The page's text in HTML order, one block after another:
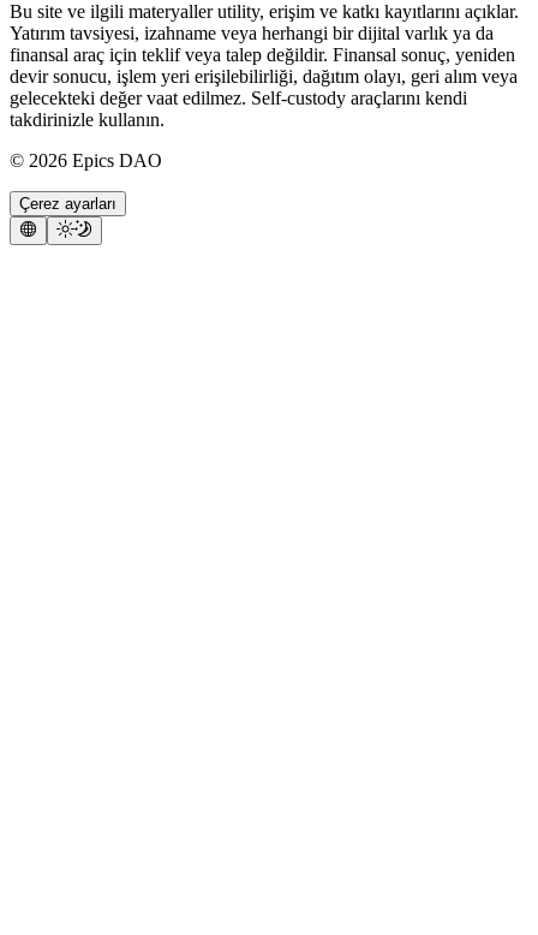
Bu site ve ilgili materyaller utility, erişim ve katkı kayıtlarını açıklar.
Yatırım tavsiyesi, izahname veya herhangi bir dijital varlık ya da
finansal araç için teklif veya talep değildir. Finansal sonuç, yeniden
devir sonucu, işlem yeri erişilebilirliği, dağıtım olayı, geri alım veya
gelecekteki değer vaat edilmez. Self-custody araçlarını kendi
takdirinizle kullanın.
© 2026 Epics DAO
Çerez ayarları